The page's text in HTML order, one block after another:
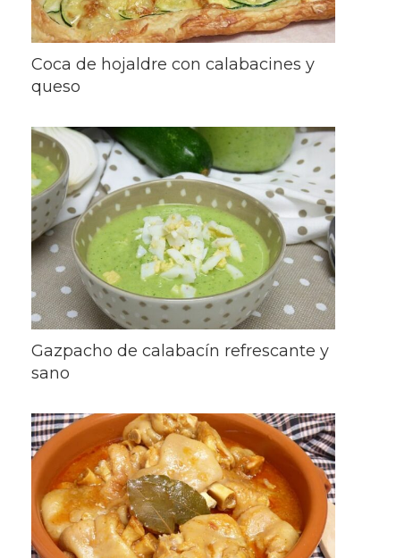
Coca de hojaldre con calabacines y
queso
Gazpacho de calabacín refrescante y
sano